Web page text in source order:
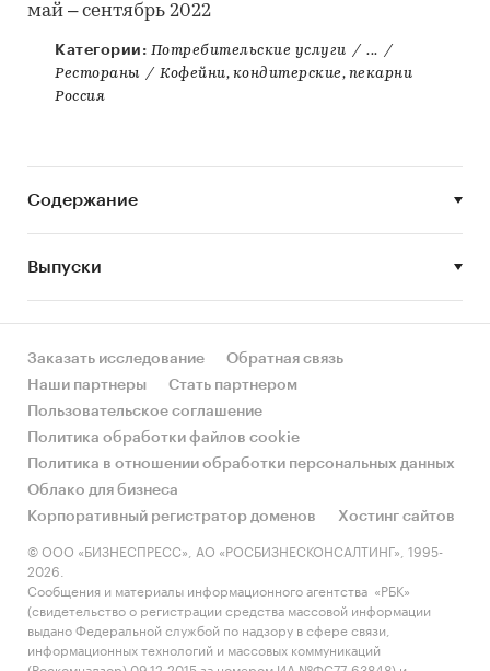
май – сентябрь 2022
Категории: Потребительские услуги / ... /
Рестораны / Кофейни, кондитерские, пекарни
Россия
Содержание
Выпуски
Заказать исследование
Обратная связь
Наши партнеры
Стать партнером
Пользовательское соглашение
Политика обработки файлов cookie
Политика в отношении обработки персональных данных
Облако для бизнеса
Корпоративный регистратор доменов
Хостинг сайтов
© ООО «БИЗНЕСПРЕСС», АО «РОСБИЗНЕСКОНСАЛТИНГ», 1995-
2026.
Сообщения и материалы информационного агентства «РБК»
(свидетельство о регистрации средства массовой информации
выдано Федеральной службой по надзору в сфере связи,
информационных технологий и массовых коммуникаций